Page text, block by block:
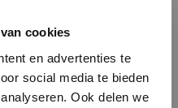
cookies
en advertenties te
social media te bieden
Ook delen we
PENN&INK N.Y